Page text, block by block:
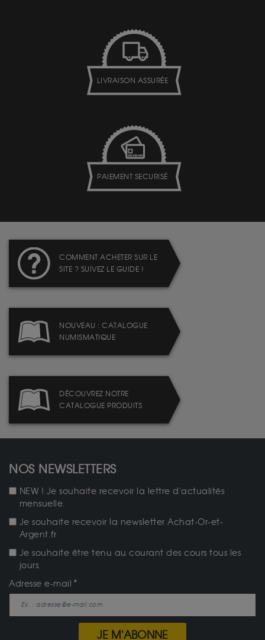
LIVRAISON ASSURÉE
PAIEMENT SECURISÉ
COMMENT ACHETER SUR LE
SITE ? SUIVEZ LE GUIDE !
NOUVEAU : CATALOGUE
NUMISMATIQUE
DÉCOUVREZ NOTRE
CATALOGUE PRODUITS
NOS NEWSLETTERS
NEW ! Je souhaite recevoir la lettre d'actualités
mensuelle.
Je souhaite recevoir la newsletter Achat-Or-et-
Argent.fr
Je souhaite être tenu au courant des cours tous les
jours.
Adresse e-mail
JE M'ABONNE